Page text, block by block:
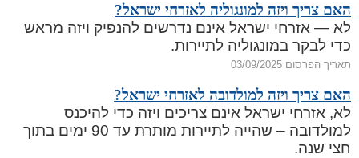
האם צריך ויזה למונגוליה לאזרחי ישראל?
לא — אזרחי ישראל אינם נדרשים להנפיק ויזה מראש
כדי לבקר במונגוליה לתיירות.
תאריך הפרסום 03/09/2025
האם צריך ויזה למולדובה לאזרחי ישראל?
לא, אזרחי ישראל אינם צריכים ויזה כדי להיכנס
למולדובה – שהייה לתיירות מותרת עד 90 ימים בתוך
חצי שנה.